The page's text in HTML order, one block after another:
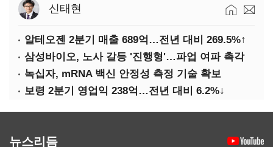
신태현
알테오젠 2분기 매출 689억…전년 대비 269.5%↑
삼성바이오, 노사 갈등 '진행형'…파업 여파 촉각
녹십자, mRNA 백신 안정성 측정 기술 확보
보령 2분기 영업익 238억…전년 대비 6.2%↓
뉴스리듬